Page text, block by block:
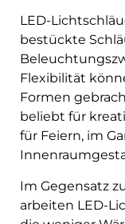
LED-
bestückte
Flexibilität
Formen
beliebt für
für Feiern, im
Im Gegensatz
arbeiten LED-